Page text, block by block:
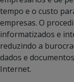
tempo e o custo
empresas. O
informatizados e
reduzindo a
dados e
Internet.